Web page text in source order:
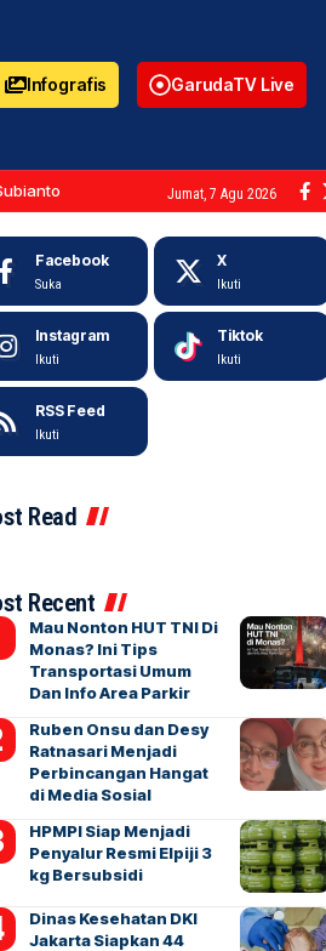
Infografis GarudaTV Live
Jumat, 7 Agu 2026
Facebook
Suka
X
Ikuti
Instagram
Ikuti
Tiktok
Ikuti
RSS Feed
Ikuti
Read
Recent
Mau Nonton HUT TNI Di
Monas? Ini Tips
Transportasi Umum
Dan Info Area Parkir
Ruben Onsu dan Desy
Ratnasari Menjadi
Perbincangan Hangat
di Media Sosial
HPMPI Siap Menjadi
Penyalur Resmi Elpiji 3
kg Bersubsidi
Dinas Kesehatan DKI
Jakarta Siapkan 44